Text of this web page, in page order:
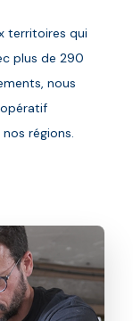
territoires qui
plus de 290
nous
régions.